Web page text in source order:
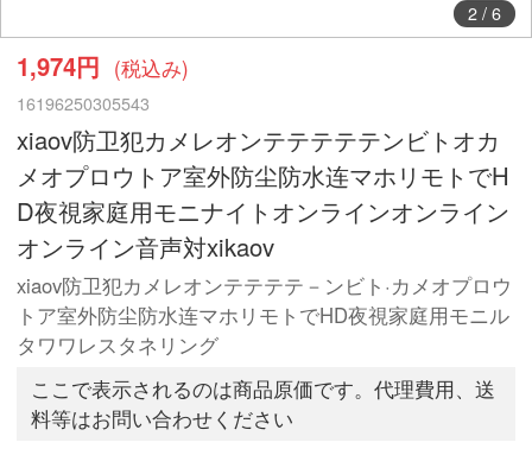
2/ 6
1,974円 (税込み)
16196250305543
xiaov防卫犯カメレオンテテテテテンビトオカ
メオプロウトア室外防尘防水连マホリモトでH
D夜視家庭用モニナイトオンラインオンライン
オンライン音声対xikaov
xiaov防卫犯カメレオンテテテテ－ンビト·カメオプロウ
トア室外防尘防水连マホリモトでHD夜視家庭用モニル
タワワレスタネリング
ここで表示されるのは商品原価です。代理費用、送
料等はお問い合わせください